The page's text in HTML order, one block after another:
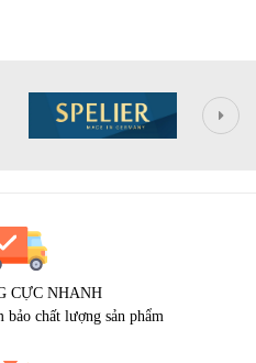
CỰC NHANH
bảo chất lượng sản phẩm